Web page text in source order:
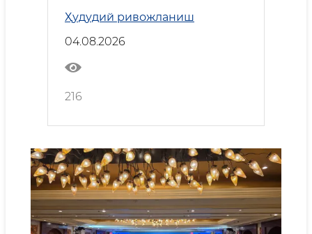
йўналишлари муҳокама
қилинди
Ҳудудий ривожланиш
04.08.2026
216